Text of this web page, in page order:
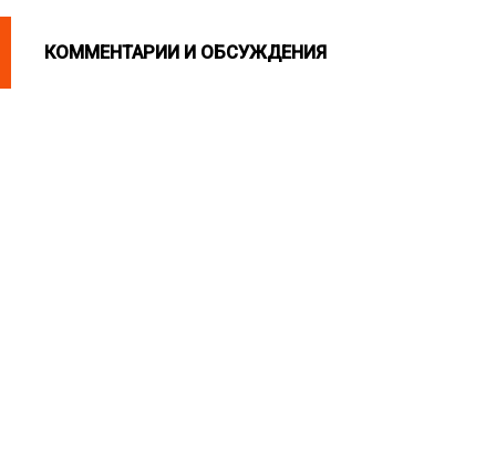
КОММЕНТАРИИ И ОБСУЖДЕНИЯ